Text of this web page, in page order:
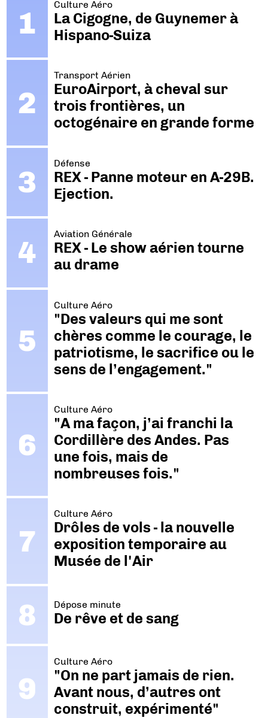
Culture Aéro
La Cigogne, de Guynemer à
Hispano-Suiza
Transport Aérien
EuroAirport, à cheval sur
trois frontières, un
octogénaire en grande forme
Défense
REX - Panne moteur en A-29B.
Ejection.
Aviation Générale
REX - Le show aérien tourne
au drame
Culture Aéro
"Des valeurs qui me sont
chères comme le courage, le
patriotisme, le sacrifice ou le
sens de l’engagement."
Culture Aéro
"A ma façon, j’ai franchi la
Cordillère des Andes. Pas
une fois, mais de
nombreuses fois."
Culture Aéro
Drôles de vols - la nouvelle
exposition temporaire au
Musée de l'Air
Dépose minute
De rêve et de sang
Culture Aéro
"On ne part jamais de rien.
Avant nous, d’autres ont
construit, expérimenté"